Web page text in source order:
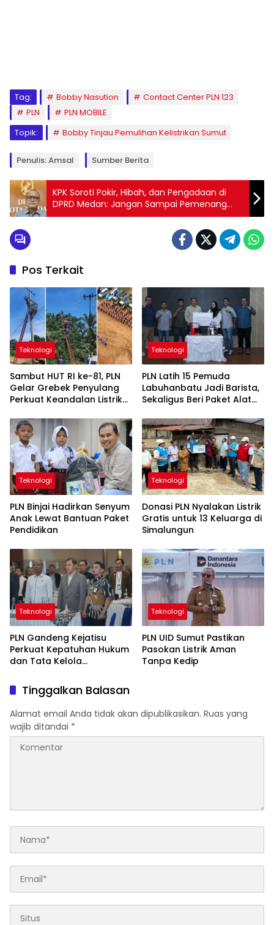
Tag: Bobby Nasution
Contact Center PLN 123
PLN
PLN MOBILE
Topik:
Bobby Tinjau Pemulihan Kelistrikan Sumut
Penulis: Amsal Sumber Berita
KPK Soroti Pokir, Hibah, dan Pengadaan di
DPRD Medan: Jangan Sampai Pemenang
Tender Sudah Diatur Sejak Awal
Pos Terkait
Teknologi
Sambut HUT RI ke-81, PLN
Gelar Grebek Penyulang
Perkuat Keandalan Listrik
Teknologi
PLN Latih 15 Pemuda
Labuhanbatu Jadi Barista,
Sekaligus Beri Paket Alat
Teknologi
PLN Binjai Hadirkan Senyum
Anak Lewat Bantuan Paket
Pendidikan
Teknologi
Donasi PLN Nyalakan Listrik
Gratis untuk 13 Keluarga di
Simalungun
Teknologi
PLN Gandeng Kejatisu
Perkuat Kepatuhan Hukum
dan Tata Kelola
Teknologi
PLN UID Sumut Pastikan
Pasokan Listrik Aman
Tanpa Kedip
Tinggalkan Balasan
Alamat email Anda tidak akan dipublikasikan. Ruas yang
wajib ditandai *